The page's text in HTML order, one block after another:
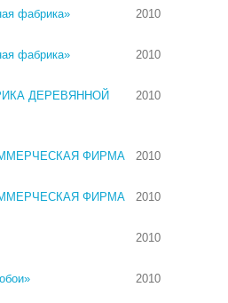
фабрика» 2010
фабрика» 2010
ДЕРЕВЯННОЙ
2010
ФИРМА
2010
ФИРМА
2010
2010
2010